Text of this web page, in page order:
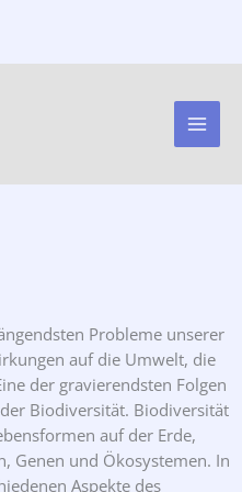
des
die
umfassende
Probleme unserer
auf die Umwelt, die
der gravierendsten Folgen
Biodiversität. Biodiversität
auf der Erde,
Genen und Ökosystemen. In
Aspekte des